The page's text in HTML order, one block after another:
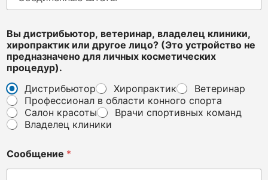
Вы дистрибьютор, ветеринар, владелец клиники,
хиропрактик или другое лицо? (Это устройство не
предназначено для личных косметических
процедур).
Дистрибьютор
Хиропрактик
Ветеринар
Профессионал в области конного спорта
Салон красоты
Врачи спортивных команд
Владелец клиники
Сообщение *